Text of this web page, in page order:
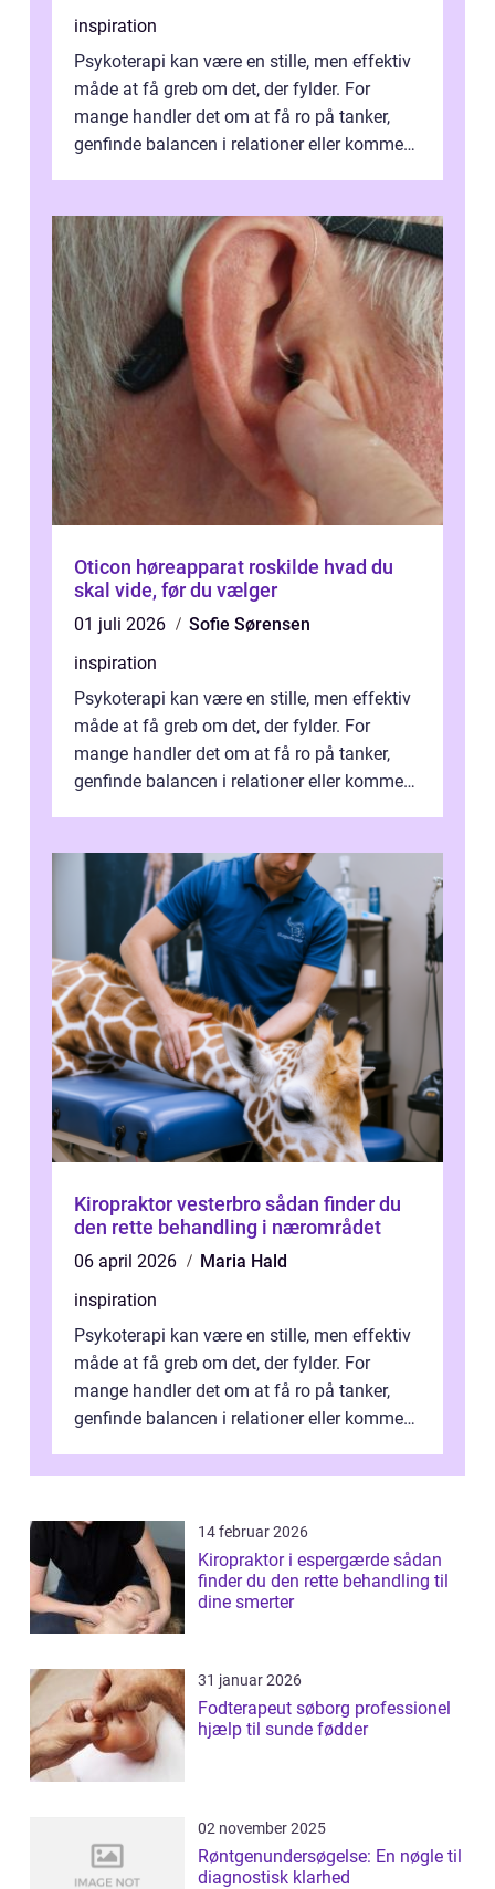
inspiration
Psykoterapi kan være en stille, men effektiv
måde at få greb om det, der fylder. For
mange handler det om at få ro på tanker,
genfinde balancen i relationer eller komme
Oticon høreapparat roskilde hvad du
skal vide, før du vælger
01 juli 2026
Sofie Sørensen
inspiration
Psykoterapi kan være en stille, men effektiv
måde at få greb om det, der fylder. For
mange handler det om at få ro på tanker,
genfinde balancen i relationer eller komme
Kiropraktor vesterbro sådan finder du
den rette behandling i nærområdet
06 april 2026
Maria Hald
inspiration
Psykoterapi kan være en stille, men effektiv
måde at få greb om det, der fylder. For
mange handler det om at få ro på tanker,
genfinde balancen i relationer eller komme
14 februar 2026
Kiropraktor i espergærde sådan
finder du den rette behandling til
dine smerter
31 januar 2026
Fodterapeut søborg professionel
hjælp til sunde fødder
02 november 2025
Røntgenundersøgelse: En nøgle til
diagnostisk klarhed